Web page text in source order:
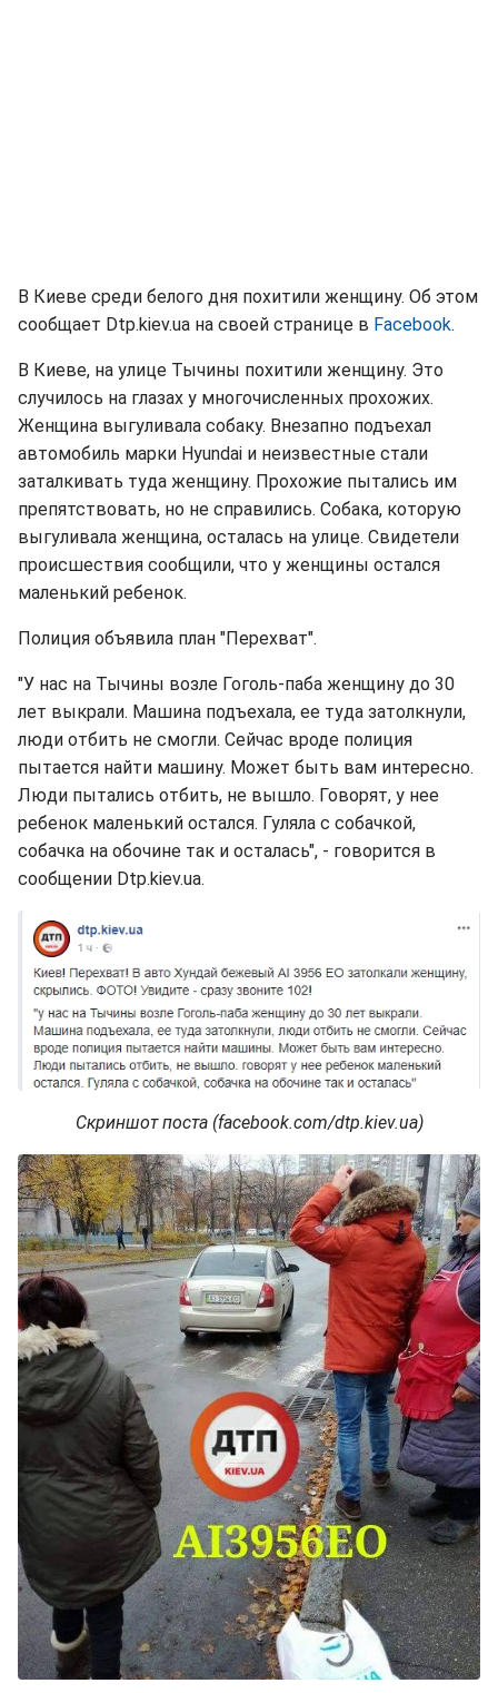
В Киеве среди белого дня похитили женщину. Об этом
сообщает Dtp.kiev.ua на своей странице в Facebook.
В Киеве, на улице Тычины похитили женщину. Это
случилось на глазах у многочисленных прохожих.
Женщина выгуливала собаку. Внезапно подъехал
автомобиль марки Hyundai и неизвестные стали
заталкивать туда женщину. Прохожие пытались им
препятствовать, но не справились. Собака, которую
выгуливала женщина, осталась на улице. Свидетели
происшествия сообщили, что у женщины остался
маленький ребенок.
Полиция объявила план "Перехват".
"У нас на Тычины возле Гоголь-паба женщину до 30
лет выкрали. Машина подъехала, ее туда затолкнули,
люди отбить не смогли. Сейчас вроде полиция
пытается найти машину. Может быть вам интересно.
Люди пытались отбить, не вышло. Говорят, у нее
ребенок маленький остался. Гуляла с собачкой,
собачка на обочине так и осталась", - говорится в
сообщении Dtp.kiev.ua.
Скриншот поста (facebook.com/dtp.kiev.ua)